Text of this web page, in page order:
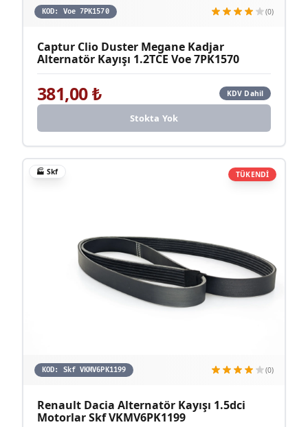
KOD: Voe 7PK1570 (0)
Captur Clio Duster Megane Kadjar
Alternatör Kayışı 1.2TCE Voe 7PK1570
381,00₺ KDV Dahil
Stokta Yok
TÜKENDİ
🏭Skf
KOD: Skf VKMV6PK1199 (0)
Renault Dacia Alternatör Kayışı 1.5dci
Motorlar Skf VKMV6PK1199